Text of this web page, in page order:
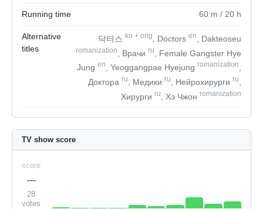
Running time 60 m / 20 h
Alternative
titles
닥터스 ko + orig , Doctors en , Dakteoseu
romanization , Врачи ru
, Female Gangster Hye
Jung en , Yeoggangpae Hyejung romanization
Доктора ru , Медики ru , Нейрохирурги ru
Хирурги ru , Хэ Чжон romanization
TV show score
score
---
28
votes